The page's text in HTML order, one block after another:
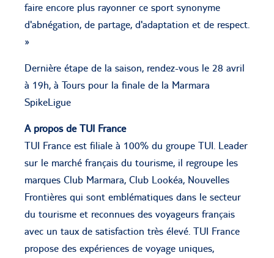
faire encore plus rayonner ce sport synonyme
d'abnégation, de partage, d'adaptation et de respect.
»
Dernière étape de la saison, rendez-vous le 28 avril
à 19h, à Tours pour la finale de la Marmara
SpikeLigue
A propos de TUI France
TUI France est filiale à 100% du groupe TUI. Leader
sur le marché français du tourisme, il regroupe les
marques Club Marmara, Club Lookéa, Nouvelles
Frontières qui sont emblématiques dans le secteur
du tourisme et reconnues des voyageurs français
avec un taux de satisfaction très élevé. TUI France
propose des expériences de voyage uniques,